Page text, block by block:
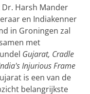
Harsh Mander
en Indiakenner
in Groningen zal
met
Gujarat, Cradle
Injurious Frame
is een van de
belangrijkste